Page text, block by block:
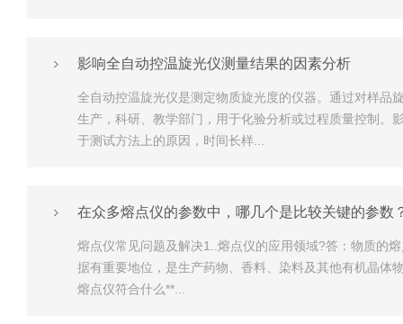
影响全自动控温旋光仪测量结果的因素分析
全自动控温旋光仪是测定物质旋光度的仪器。通过对样品
生产，科研、教学部门，用于化验分析或过程质量控制。
于测试方法上的原因，时间长样...
在众多熔点仪的参数中，哪几个是比较关键的参数
熔点仪常见问题及解决1..熔点仪的应用领域?答：物质的
据有重要地位，是生产药物、香料、染料及其他有机晶体
熔点仪符合什么**...